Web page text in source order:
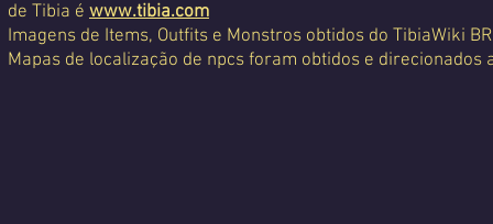
de Tibia é www.tibia.com
Imagens de Items, Outfits e Monstros obtidos do TibiaWiki
Mapas de localização de npcs foram obtidos e direcionados